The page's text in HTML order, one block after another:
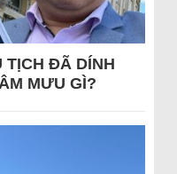
TỊCH ĐÃ DÍNH
MƯU GÌ?